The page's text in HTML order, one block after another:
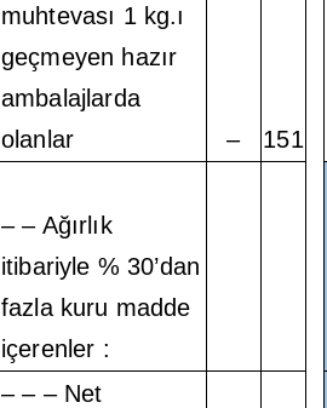
muhtevası 1 kg.ı
geçmeyen hazır
ambalajlarda
olanlar
– 151
– – Ağırlık
itibariyle % 30’dan
fazla kuru madde
içerenler :
– – – Net